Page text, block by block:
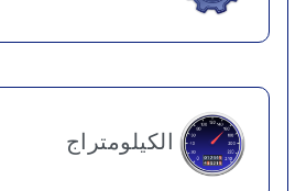
الكيلومتراج